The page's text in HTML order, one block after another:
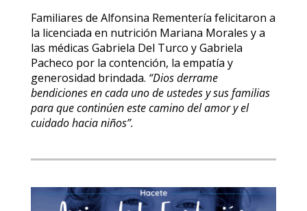
Familiares de Alfonsina Rementería felicitaron a
la licenciada en nutrición Mariana Morales y a
las médicas Gabriela Del Turco y Gabriela
Pacheco por la contención, la empatía y
generosidad brindada. “Dios derrame
bendiciones en cada uno de ustedes y sus familias
para que continúen este camino del amor y el
cuidado hacia niños”.